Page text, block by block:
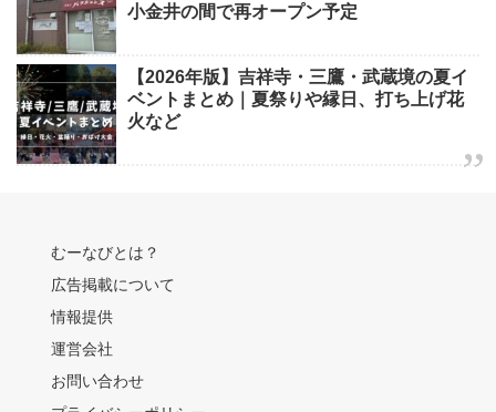
小金井の間で再オープン予定
【2026年版】吉祥寺・三鷹・武蔵境の夏イ
ベントまとめ｜夏祭りや縁日、打ち上げ花
火など
むーなびとは？
広告掲載について
情報提供
運営会社
お問い合わせ